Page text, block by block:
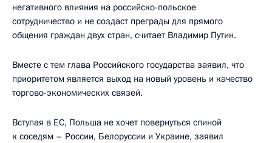
негативного влияния на российско-польское
сотрудничество и не создаст преграды для прямого
общения граждан двух стран, считает Владимир Путин.
Вместе с тем глава Российского государства заявил, что
приоритетом является выход на новый уровень и качество
торгово-экономических связей.
Вступая в ЕС, Польша не хочет повернуться спиной
к соседям – России, Белоруссии и Украине, заявил